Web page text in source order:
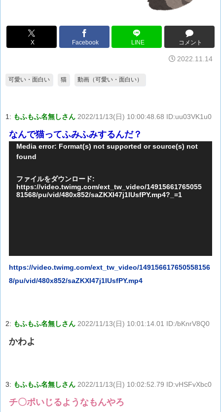
X Facebook LINE コメント
2022.11.14
可愛い・面白い 猫 動画（可愛い・面白い）
1: もふもふ名無しさん 2022/11/13(日) 10:00:48.68 ID:uu03VK1u0
なんで猫ってふみふみするんだ？
動
画
プ
レ
Media error: Format(s) not supported or source(s) not
found
ファイルをダウンロード:
https://video.twimg.com/ext_tw_video/14915661765055
81568/pu/vid/480x852/saZKXI47j1IUsfPY.mp4?_=1
https://video.twimg.com/ext_tw_video/149156617650558156
8/pu/vid/480x852/saZKXI47j1IUsfPY.mp4
2: もふもふ名無しさん 2022/11/13(日) 10:01:14.01 ID:/bKnrV8Q0
かわよ
3: もふもふ名無しさん 2022/11/13(日) 10:02:52.79 ID:vHSFvXbc0
チ〇ポいじるようなもんやろ